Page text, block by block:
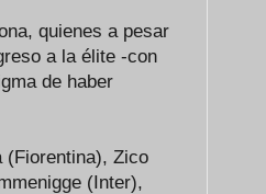
quienes a pesar
a la élite -con
de haber
(Fiorentina), Zico
(Inter),